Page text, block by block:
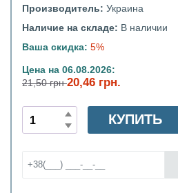
Производитель: Украина
Наличие на складе: В наличии
Ваша скидка: 5%
Цена на 06.08.2026:
21,50 грн20,46 грн.
КУПИТЬ